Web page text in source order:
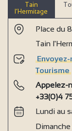
Tain
l’Hermitage
Place du
Tain
Tourisme
Appelez-
+33(0)4
Lundi au